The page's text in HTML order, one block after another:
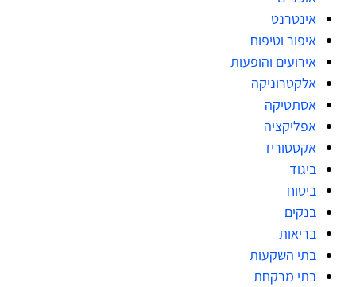
אינטרנט
איפור וטיפוח
אירועים והופעות
אלקטרוניקה
אסתטיקה
אפליקציה
אקססוריז
ביגוד
ביטוח
בנקים
בריאות
בתי השקעות
בתי מרקחת